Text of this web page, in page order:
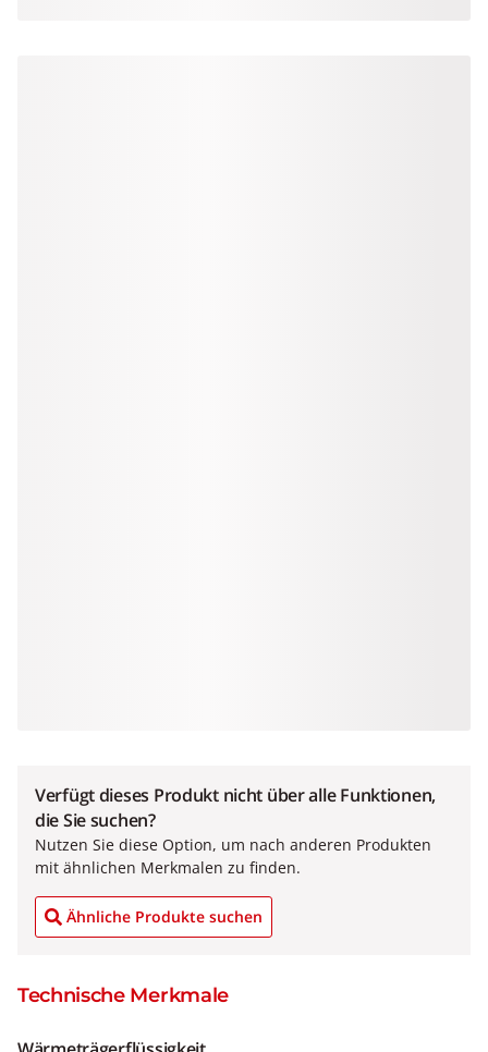
Verfügt dieses Produkt nicht über alle Funktionen,
die Sie suchen?
Nutzen Sie diese Option, um nach anderen Produkten
mit ähnlichen Merkmalen zu finden.
Ähnliche Produkte suchen
Technische Merkmale